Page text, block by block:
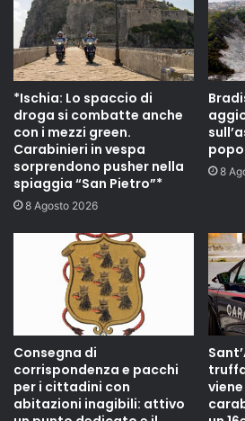
*Ischia: Lo spaccio di
droga si combatte anche
con i mezzi green.
Carabinieri in vespa
sorprendono pusher nella
spiaggia “San Pietro”*
8 Agosto 2026
8
Consegna di
corrispondenza e pacchi
per i cittadini con
abitazioni inagibili: attivo